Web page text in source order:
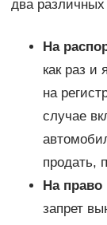
два различных
На
как раз и
на
случае
продать,
На
запрет